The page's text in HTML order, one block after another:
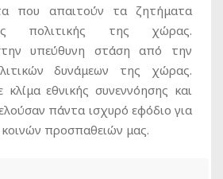
που απαιτούν τα ζητήματα
πολιτικής της χώρας.
υπεύθυνη στάση από την
δυνάμεων της χώρας.
εθνικής συνεννόησης και
πάντα ισχυρό εφόδιο για
προσπαθειών μας.